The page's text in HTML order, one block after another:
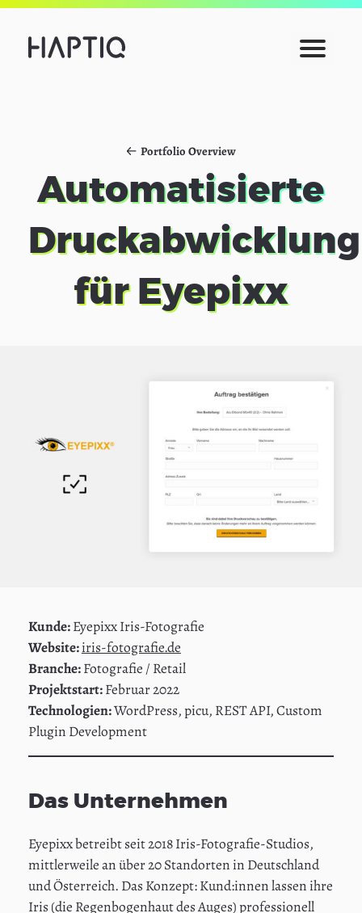
Open
Blog
Portfolio Overview
Automatisierte
Druckabwicklung
für Eyepixx
Kunde:Eyepixx Iris-Fotografie
Website:iris-fotografie.de
Branche:Fotografie / Retail
Projektstart:Februar 2022
Technologien:WordPress, picu, REST API, Custom
Plugin Development
Das Unternehmen
Eyepixx betreibt seit 2018 Iris-Fotografie-Studios,
mittlerweile an über 20 Standorten in Deutschland
und Österreich. Das Konzept: Kund:innen lassen ihre
Iris (die Regenbogenhaut des Auges) professionell